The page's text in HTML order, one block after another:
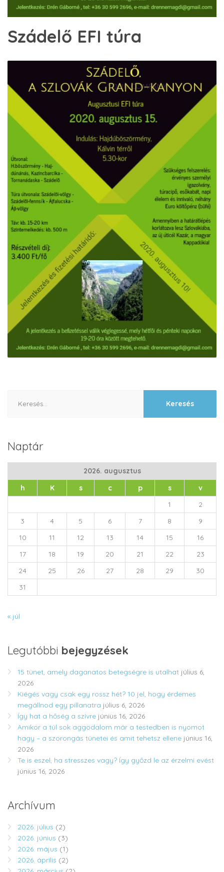
Szádelő EFI túra
Naptár
2026. augusztus
h
K s c p s
v
1
2
3
4 5 6 7 8
9
10
11 12 13 14 15
16
17
18 19 20 21 22
23
24
25 26 27 28 29
30
31
« júl
Legutóbbi bejegyzések
15 tünet, amely daganatos betegségre is utalhat július 6,
2026
Kiégés vagy csak egy rossz hét? 10 jel, hogy érdemes
megállnod egy pillanatra július 6, 2026
Így hat a hőség a szívre június 16, 2026
Amikor a túl sok aggodalom már a testedben is nyomot
hagy – a szorongás tünetei és amit tehetsz ellene június 16,
2026
Te is eszel, ha stresszes vagy? Így győzd le az érzelmi evést
június 16, 2026
Archívum
2026. július (2)
2026. június (3)
2026. május (1)
2026. április (2)